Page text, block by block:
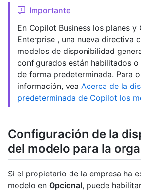
Importante
En Copilot Business los planes y
Enterprise , una nueva directiva
modelos de disponibilidad
configurados están habilitados
de forma predeterminada. Para
información, vea Acerca de la
predeterminada de Copilot los
Configuración de la
del modelo para la
Si el propietario de la empresa ha
modelo en Opcional, puede